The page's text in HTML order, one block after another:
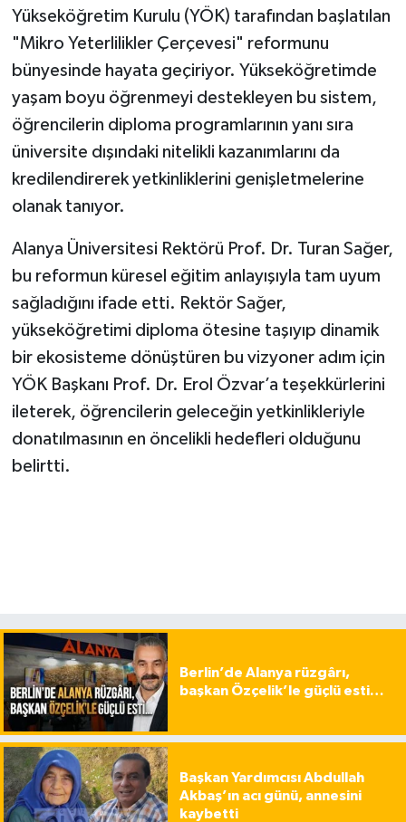
Yükseköğretim Kurulu (YÖK) tarafından başlatılan
"Mikro Yeterlilikler Çerçevesi" reformunu
bünyesinde hayata geçiriyor. Yükseköğretimde
yaşam boyu öğrenmeyi destekleyen bu sistem,
öğrencilerin diploma programlarının yanı sıra
üniversite dışındaki nitelikli kazanımlarını da
kredilendirerek yetkinliklerini genişletmelerine
olanak tanıyor.
Alanya Üniversitesi Rektörü Prof. Dr. Turan Sağer,
bu reformun küresel eğitim anlayışıyla tam uyum
sağladığını ifade etti. Rektör Sağer,
yükseköğretimi diploma ötesine taşıyıp dinamik
bir ekosisteme dönüştüren bu vizyoner adım için
YÖK Başkanı Prof. Dr. Erol Özvar’a teşekkürlerini
ileterek, öğrencilerin geleceğin yetkinlikleriyle
donatılmasının en öncelikli hedefleri olduğunu
belirtti.
Berlin’de Alanya rüzgârı,
başkan Özçelik’le güçlü esti…
Başkan Yardımcısı Abdullah
Akbaş’ın acı günü, annesini
kaybetti